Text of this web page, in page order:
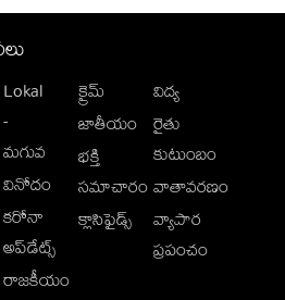
Lokal
-
మగువ
వినోదం
కరోనా
అప్‌డేట్స్
రాజకీయం
క్రైమ్
జాతీయం
భక్తి
సమాచారం
క్లాసిఫైడ్స్
విద్య
రైతు
కుటుంబం
వాతావరణం
వ్యాపార
ప్రపంచం